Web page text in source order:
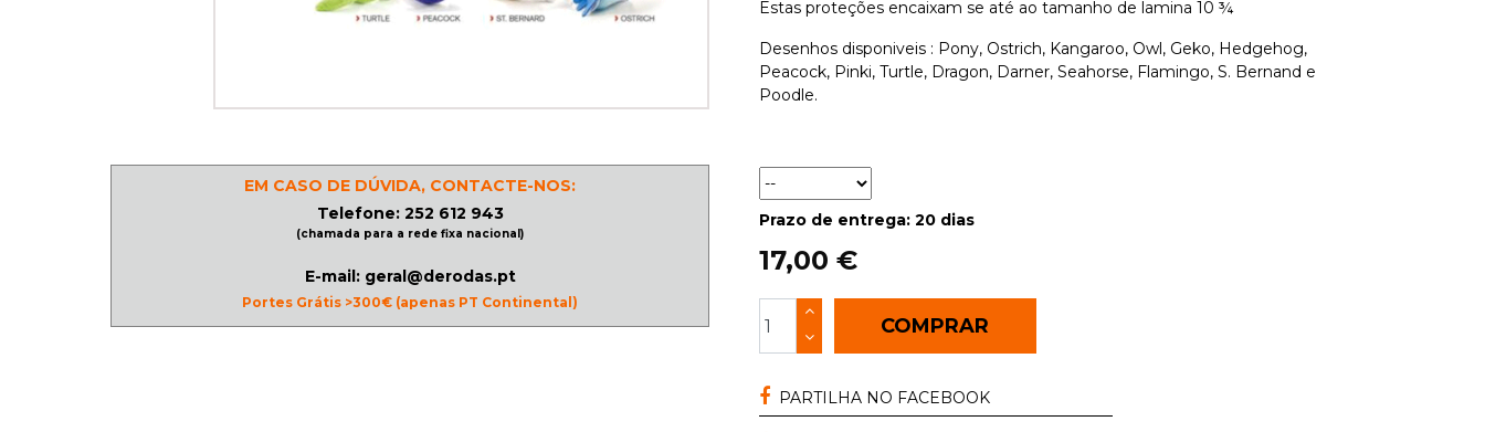
EM CASO DE DÚVIDA, CONTACTE-NOS:
Telefone: 252 612 943
(chamada para a rede fixa nacional)
E-mail: geral@derodas.pt
Portes Grátis >300€ (apenas PT Continental)
Estas proteções encaixam se até ao tamanho de lamina 10 ¾
Desenhos disponiveis : Pony, Ostrich, Kangaroo, Owl, Geko, Hedgehog,
Peacock, Pinki, Turtle, Dragon, Darner, Seahorse, Flamingo, S. Bernand e
Poodle.
Prazo de entrega: 20 dias
17,00 €
COMPRAR
PARTILHA NO FACEBOOK